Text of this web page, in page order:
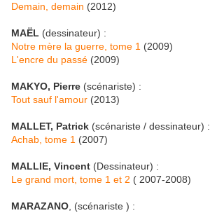
Demain, demain (2012)
MAËL (dessinateur) :
Notre mère la guerre, tome 1 (2009)
L'encre du passé (2009)
MAKYO, Pierre (scénariste) :
Tout sauf l'amour (2013)
MALLET, Patrick (scénariste / dessinateur) :
Achab, tome 1 (2007)
MALLIE, Vincent (Dessinateur) :
Le grand mort, tome 1 et 2 ( 2007-2008)
MARAZANO , (scénariste ) :